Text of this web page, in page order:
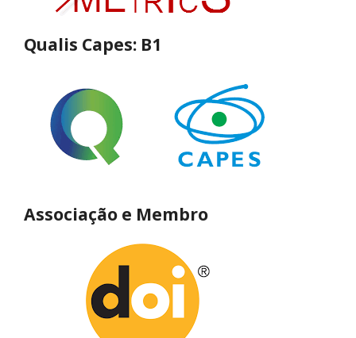
Qualis Capes: B1
Associação e Membro